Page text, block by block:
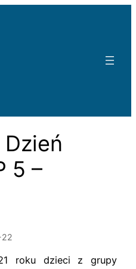
5 –
roku dzieci z grupy